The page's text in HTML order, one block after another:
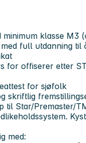
minimum klasse M3
full utdanning til
for offiserer etter
for sjøfolk
skriftlig
til Star/Premaster/
med: